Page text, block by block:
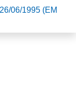
06/1995 (EM